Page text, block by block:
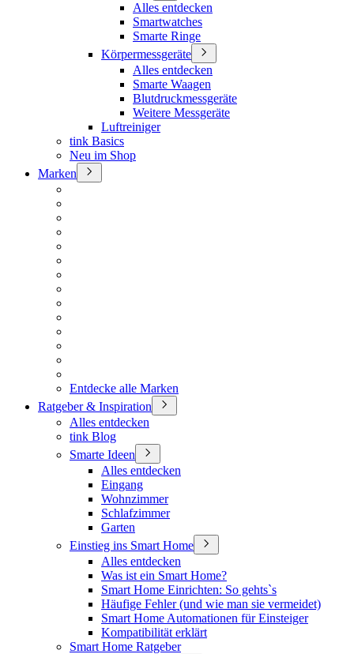
Alles entdecken
Smartwatches
Smarte Ringe
Körpermessgeräte
Alles entdecken
Smarte Waagen
Blutdruckmessgeräte
Weitere Messgeräte
Luftreiniger
tink Basics
Neu im Shop
Marken
Entdecke alle Marken
Ratgeber & Inspiration
Alles entdecken
tink Blog
Smarte Ideen
Alles entdecken
Eingang
Wohnzimmer
Schlafzimmer
Garten
Einstieg ins Smart Home
Alles entdecken
Was ist ein Smart Home?
Smart Home Einrichten: So gehts`s
Häufige Fehler (und wie man sie vermeidet)
Smart Home Automationen für Einsteiger
Kompatibilität erklärt
Smart Home Ratgeber